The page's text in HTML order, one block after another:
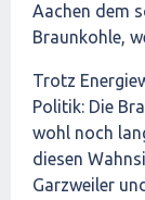
Aachen dem
Braunkohle,
Trotz
Politik: Die
wohl noch
diesen
Garzweiler